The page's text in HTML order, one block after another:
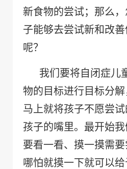
新食物的尝试；那么
子能够去尝试新和改
呢？
我们要将自闭症儿
物的目标进行目标分
马上就将孩子不愿尝
孩子的嘴里。最开始
要看一看、摸一摸需
哪怕就摸一下就可以